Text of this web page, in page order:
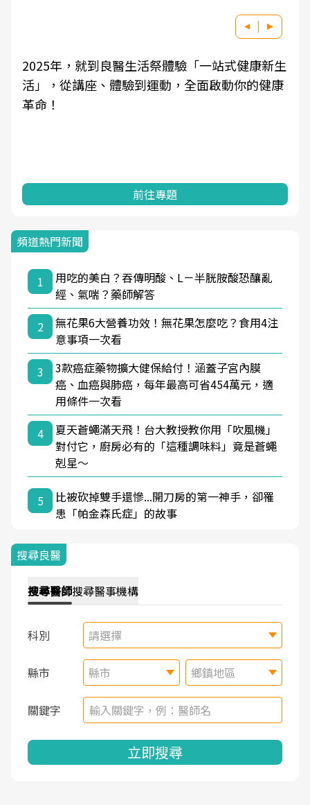
良醫健康網從「換季的身體變化」出發，透過醫
學觀點與日常感受的對話，建立對亞健康的認
知，進而引導實際的改善行動。
前往專題
頻道熱門新聞
1
用吃的美白？吞傳明酸、L－半胱胺酸恐釀亂
經、氣喘？藥師解答
2
無花果6大營養功效！無花果怎麼吃？食用4注
意事項一次看
3
3款癌症藥物擴大健保給付！涵蓋子宮內膜
癌、血癌與肺癌，每年最高可省454萬元，適
用條件一次看
4
夏天蒼蠅滿天飛！台大教授教你用「吹風機」
對付它，廚房必有的「這種調味料」竟是蒼蠅
剋星～
5
比被砍掉雙手還慘...開刀房的第一神手，卻罹
患「帕金森氏症」的故事
搜尋良醫
搜尋醫師搜尋醫事機構
科別 請選擇
縣市 縣市 鄉鎮地區
關鍵字
立即搜尋